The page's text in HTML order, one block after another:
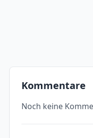
Kommentare
Noch keine